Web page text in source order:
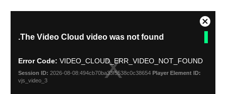
The Video Cloud video was not found.
Error Code: VIDEO_CLOUD_ERR_VIDEO_NOT_FOUND
Session ID: 2026-08-08:494cb70ba33f5538c0c38654 Player Element ID:
vjs_video_3
C
s